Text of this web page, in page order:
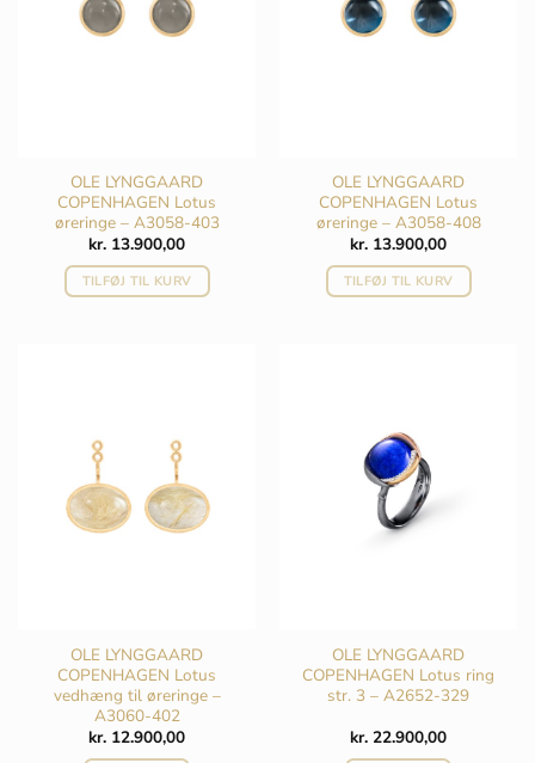
OLE LYNGGAARD
COPENHAGEN Lotus
øreringe – A3058-403
kr. 13.900,00
TILFØJ TIL KURV
OLE LYNGGAARD
COPENHAGEN Lotus
øreringe – A3058-408
kr. 13.900,00
TILFØJ TIL KURV
OLE LYNGGAARD
COPENHAGEN Lotus
vedhæng til øreringe –
A3060-402
kr. 12.900,00
OLE LYNGGAARD
COPENHAGEN Lotus ring
str. 3 – A2652-329
kr. 22.900,00